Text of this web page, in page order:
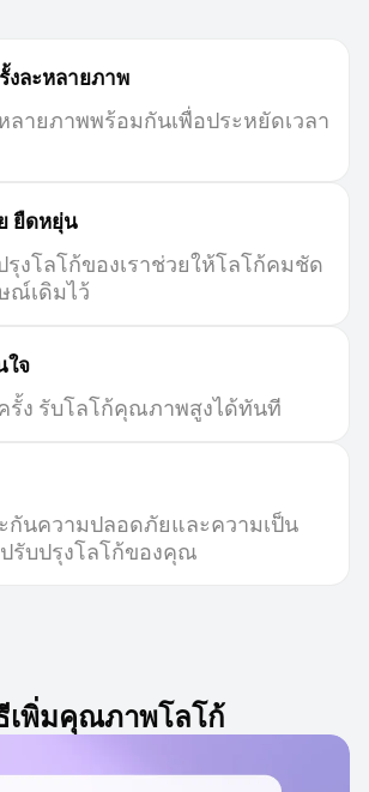
งละหลายภาพ
ลายภาพพร้อมกันเพื่อประหยัดเวลา
ยืดหยุ่น
รุงโลโก้ของเราช่วยให้โลโก้คมชัด
ณ์เดิมไว้
ใจ
รั้ง รับโลโก้คุณภาพสูงได้ทันที
กันความปลอดภัยและความเป็น
รับปรุงโลโก้ของคุณ
เพิ่มคุณภาพโลโก้